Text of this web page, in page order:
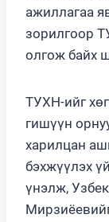
ажиллагаа
зорилгоор
олгож байх
ТУХН-ийг
гишүүн
харилцан
бэхжүүлэх
үнэлж,